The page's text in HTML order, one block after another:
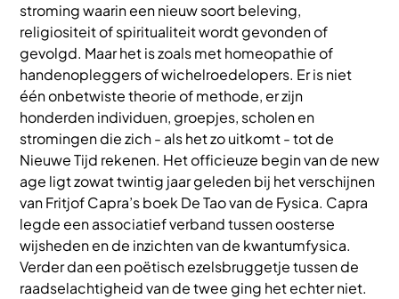
stroming waarin een nieuw soort beleving,
religiositeit of spiritualiteit wordt gevonden of
gevolgd. Maar het is zoals met homeopathie of
handenopleggers of wichelroedelopers. Er is niet
één onbetwiste theorie of methode, er zijn
honderden individuen, groepjes, scholen en
stromingen die zich - als het zo uitkomt - tot de
Nieuwe Tijd rekenen. Het officieuze begin van de new
age ligt zowat twintig jaar geleden bij het verschijnen
van Fritjof Capra’s boek De Tao van de Fysica. Capra
legde een associatief verband tussen oosterse
wijsheden en de inzichten van de kwantumfysica.
Verder dan een poëtisch ezelsbruggetje tussen de
raadselachtigheid van de twee ging het echter niet.